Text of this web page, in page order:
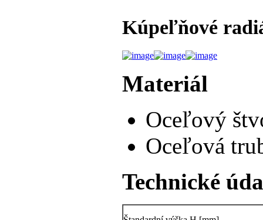
Kúpeľňové
Materiál
Oceľový
Oceľová
Technické